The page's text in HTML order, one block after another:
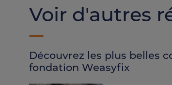
Voir d'autres
Découvrez les plus belles
fondation Weasyfix